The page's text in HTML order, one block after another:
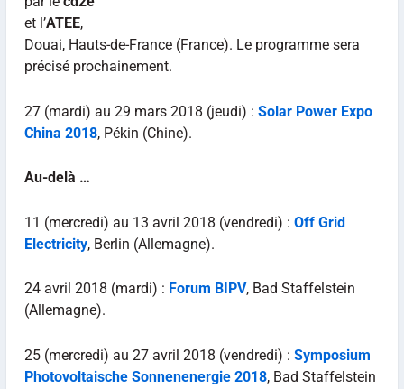
et l’ATEE,
Douai, Hauts-de-France (France). Le programme sera
précisé prochainement.
27 (mardi) au 29 mars 2018 (jeudi) : Solar Power Expo
China 2018, Pékin (Chine).
Au-delà …
11 (mercredi) au 13 avril 2018 (vendredi) : Off Grid
Electricity, Berlin (Allemagne).
24 avril 2018 (mardi) : Forum BIPV, Bad Staffelstein
(Allemagne).
25 (mercredi) au 27 avril 2018 (vendredi) : Symposium
Photovoltaische Sonnenenergie 2018, Bad Staffelstein